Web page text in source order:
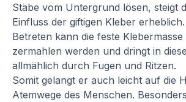
Stäbe vom Untergrund lösen, steigt
Einfluss der giftigen Kleber
Betreten kann die feste
zermahlen werden und dringt in
allmählich durch Fugen und Ritzen.
Somit gelangt er auch leicht auf die
Atemwege des Menschen.